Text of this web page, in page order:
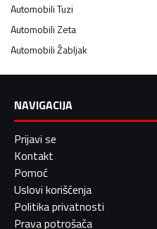
AutomobiliTuzi
AutomobiliZeta
AutomobiliŽabljak
NAVIGACIJA
Prijavi se
Kontakt
Pomoć
Uslovi korišćenja
Politika privatnosti
Prava potrošača